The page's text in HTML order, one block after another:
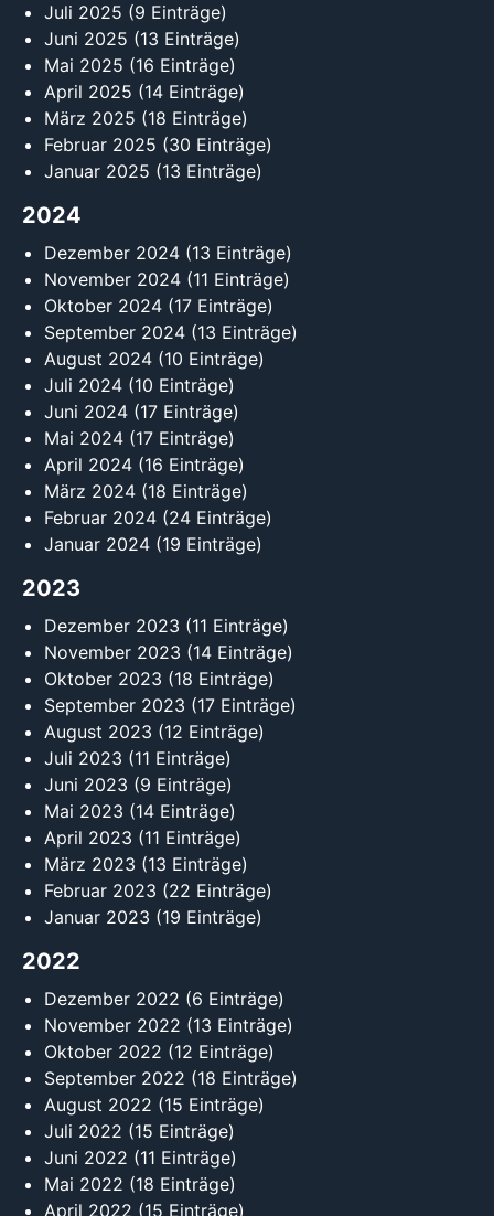
Juli 2025 (9 Einträge)
Juni 2025 (13 Einträge)
Mai 2025 (16 Einträge)
April 2025 (14 Einträge)
März 2025 (18 Einträge)
Februar 2025 (30 Einträge)
Januar 2025 (13 Einträge)
2024
Dezember 2024 (13 Einträge)
November 2024 (11 Einträge)
Oktober 2024 (17 Einträge)
September 2024 (13 Einträge)
August 2024 (10 Einträge)
Juli 2024 (10 Einträge)
Juni 2024 (17 Einträge)
Mai 2024 (17 Einträge)
April 2024 (16 Einträge)
März 2024 (18 Einträge)
Februar 2024 (24 Einträge)
Januar 2024 (19 Einträge)
2023
Dezember 2023 (11 Einträge)
November 2023 (14 Einträge)
Oktober 2023 (18 Einträge)
September 2023 (17 Einträge)
August 2023 (12 Einträge)
Juli 2023 (11 Einträge)
Juni 2023 (9 Einträge)
Mai 2023 (14 Einträge)
April 2023 (11 Einträge)
März 2023 (13 Einträge)
Februar 2023 (22 Einträge)
Januar 2023 (19 Einträge)
2022
Dezember 2022 (6 Einträge)
November 2022 (13 Einträge)
Oktober 2022 (12 Einträge)
September 2022 (18 Einträge)
August 2022 (15 Einträge)
Juli 2022 (15 Einträge)
Juni 2022 (11 Einträge)
Mai 2022 (18 Einträge)
April 2022 (15 Einträge)